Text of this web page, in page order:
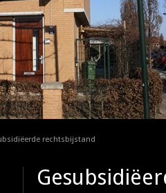
rechtsbijstand